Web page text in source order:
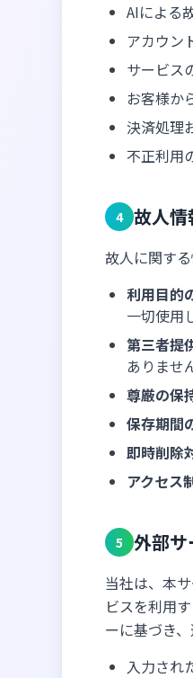
AIによる
アカウン
サービス
お客様か
決済処理
不正利用
4 故人
故人に関す
利用目的
一切使用
第三者提
ありませ
尊厳の保
保存期間
即時削除
アクセス
5 外部サ
当社は、本
ビスを利用
ーに基づき
入力され